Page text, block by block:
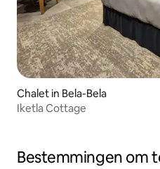
Chalet in Bela-Bela
Iketla Cottage
Bestemmingen om